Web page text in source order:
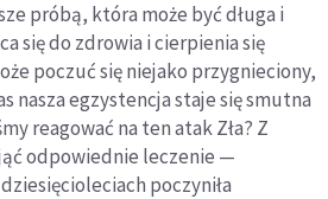
próbą, która może być długa i
się do zdrowia i cierpienia się
poczuć się niejako przygnieciony,
nasza egzystencja staje się smutna
reagować na ten atak Zła? Z
odpowiednie leczenie —
poczyniła